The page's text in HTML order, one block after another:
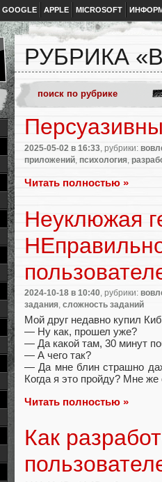
GOOGLE APPLE MICROSOFT
РУБРИКА
2025-05-02 в 16:33 , рубрики:
приложений психология
Читать полностью »
Неуклюжая
2024-10-18 в 10:40 , рубрики:
задания сложность заданий
Мой друг недавно купил
— Ну как, прошел уже?
— Да какой там, 30 минут
— А чего так?
— Да мне блин страшно
Когда я это пройду? Мне
Читать полностью »
Как